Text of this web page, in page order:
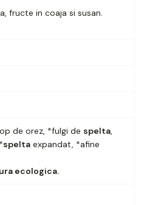
fructe in coaja si susan.
de orez, *fulgi de spelta,
spelta expandat, *afine
ecologica.